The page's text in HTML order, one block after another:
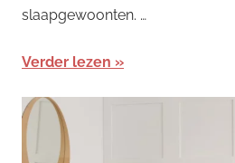
slaapgewoonten. …
Verder lezen